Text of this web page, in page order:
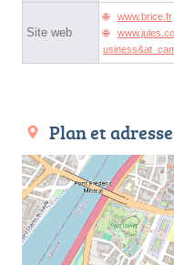
Site web
www.brice.fr
Plan et adresse